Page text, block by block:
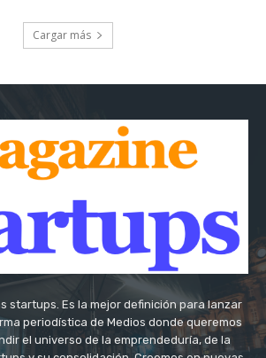
Cargar más
startups. Es la mejor definición para lanzar
periodística de Medios donde queremos
el universo de la emprendeduría, de la